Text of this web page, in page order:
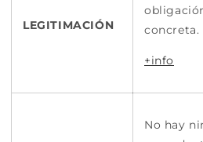
LEGITIMACIÓN
+info
No hay